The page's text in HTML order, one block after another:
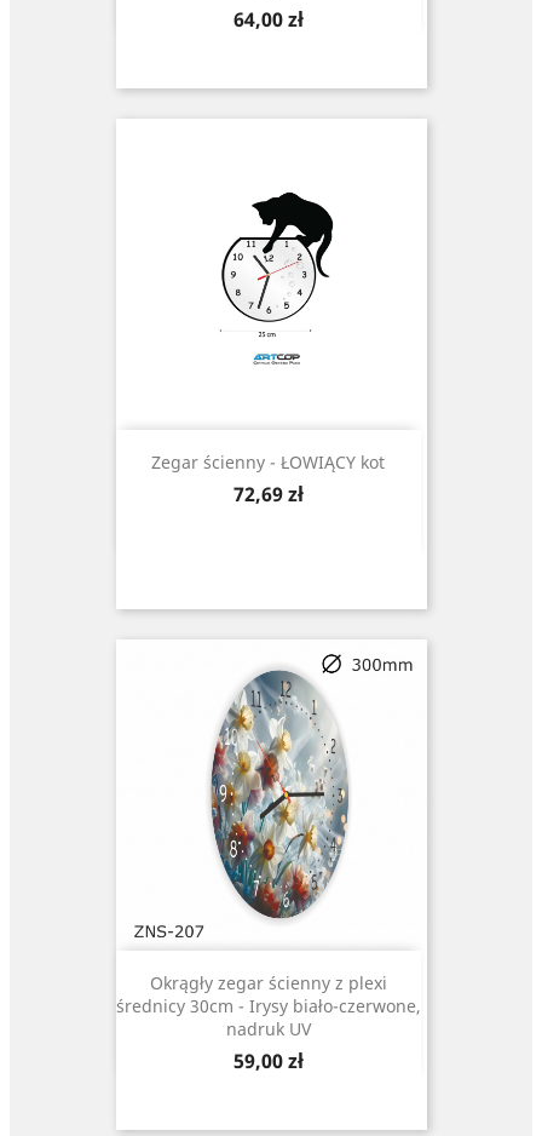
Cena
64,00 zł
Zegar ścienny - ŁOWIĄCY kot
Cena
72,69 zł
Okrągły zegar ścienny z plexi
średnicy 30cm - Irysy biało-czerwone,
nadruk UV
Cena
59,00 zł